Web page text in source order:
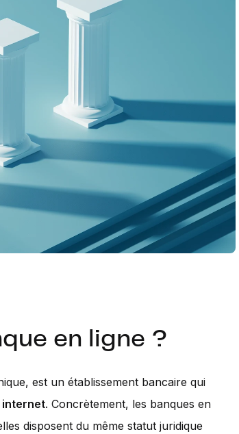
en ligne ?
est un établissement bancaire qui
internet. Concrètement, les banques en
disposent du même statut juridique